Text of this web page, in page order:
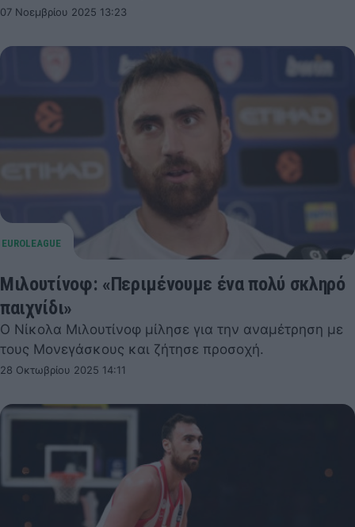
07 Νοεμβρίου 2025 13:23
Μιλουτίνοφ: «Περιμένουμε ένα πολύ σκληρό
παιχνίδι»
Ο Νίκολα Μιλουτίνοφ μίλησε για την αναμέτρηση με
τους Μονεγάσκους και ζήτησε προσοχή.
28 Οκτωβρίου 2025 14:11